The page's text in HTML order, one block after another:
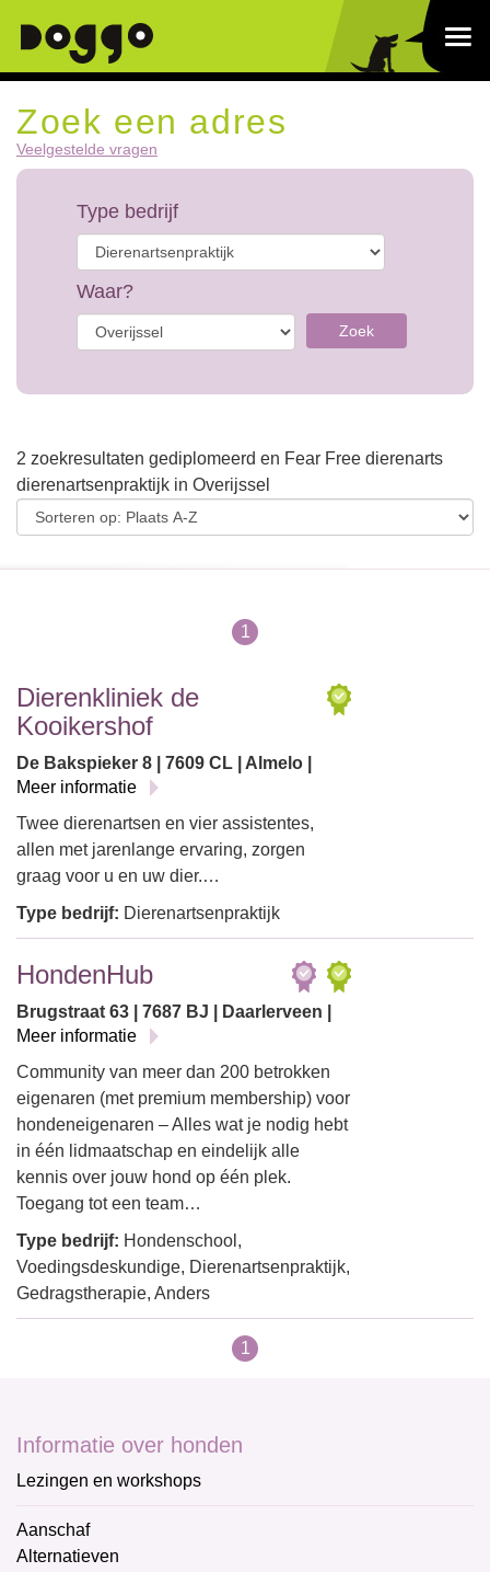
Zoek een adres
Veelgestelde vragen
Type bedrijf
Waar?
Zoek
2 zoekresultaten gediplomeerd en Fear Free dierenarts
dierenartsenpraktijk in Overijssel
1
Dierenkliniek de
Kooikershof
De Bakspieker 8 | 7609 CL | Almelo |
Meer informatie
Twee dierenartsen en vier assistentes,
allen met jarenlange ervaring, zorgen
graag voor u en uw dier.…
Type bedrijf: Dierenartsenpraktijk
HondenHub
Brugstraat 63 | 7687 BJ | Daarlerveen |
Meer informatie
Community van meer dan 200 betrokken
eigenaren (met premium membership) voor
hondeneigenaren – Alles wat je nodig hebt
in één lidmaatschap en eindelijk alle
kennis over jouw hond op één plek.
Toegang tot een team…
Type bedrijf: Hondenschool,
Voedingsdeskundige, Dierenartsenpraktijk,
Gedragstherapie, Anders
1
Informatie over honden
Lezingen en workshops
Aanschaf
Alternatieven